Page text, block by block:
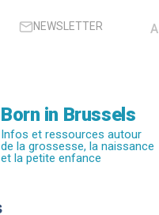
NEWSLETTER A
Born in Brussels
Infos et ressources autour
de la grossesse, la naissance
et la petite enfance